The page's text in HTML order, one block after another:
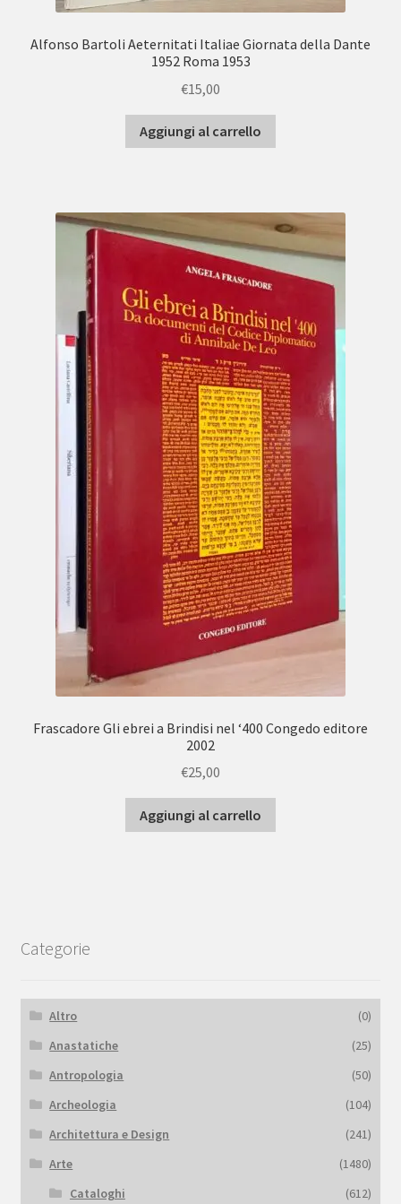
Alfonso Bartoli Aeternitati Italiae Giornata della Dante
1952 Roma 1953
€15,00
Aggiungi al carrello
Frascadore Gli ebrei a Brindisi nel ‘400 Congedo editore
2002
€25,00
Aggiungi al carrello
Categorie
Altro
(0)
Anastatiche
(25)
Antropologia
(50)
Archeologia
(104)
Architettura e Design
(241)
Arte
(1480)
Cataloghi
(612)